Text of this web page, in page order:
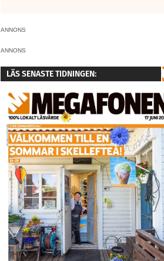
ANNONS
ANNONS
LÄS SENASTE TIDNINGEN: